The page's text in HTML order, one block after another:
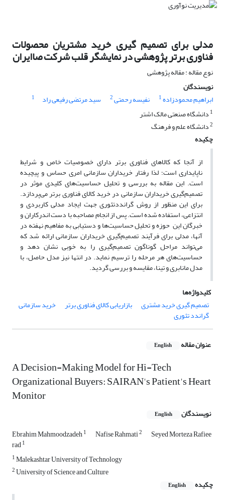
مدلی برای تصمیم گیری خرید مشتریان محصولات
فناورى برتر پژوهشی در نمایشگر قلب شرکت صاایران
نوع مقاله : مقاله پژوهشی
نویسندگان
ابراهیم محمودزاده1 نفیسه رحمتی2 سید مرتضی رفیعی راد
1
1 دانشگاه صنعتی مالک اشتر
2دانشگاه علم و فرهنگ
چکیده
از آنجا که کالاهاى فناورى برتر داراى خصوصیات خاص و شرایط
ناپایدارى است؛ لذا رفتار خریداران سازمانى امرى حساس و پیچیده
است. این مقاله به بررسی و تحلیل حساسیت‌های کلیدی موثر در
تصمیم‌گیری خریداران سازمانی در خرید کالای فناورى برتر می‌پردازد.
برای این منظور از روش گرانددتئوری جهت ایجاد مدلى کاربردى و
انتزاعى، استفاده شده است. پس از انجام مصاحبه با دست اندرکاران و
خبرگان این حوزه و تحلیل حساسیت‌ها و دستیابی به مفاهیم نهفته در
آنها، مدلی برای فرآیند تصمیم‌گیری خریداران سازمانى ارائه شد که
می‌تواند مراحل گوناگون تصمیم‌گیری را به خوبی نشان دهد و
حساسیت‌های هر مرحله را ترسیم نماید. در انتها نیز مدل حاصل، با
مدل مانابرى و تینا، مقایسه و بررسی گردید.
کلیدواژه‌ها
تصمیم گیری خرید مشتری
بازاریابی کالای فناورى برتر خرید سازمانی
گراندد تئوری
عنوان مقاله English
A Decision-Making Model for Hi-Tech
Organizational Buyers: SAIRAN's Patient's Heart
Monitor
نویسندگان English
Ebrahim Mahmoodzadeh1 Nafise Rahmati2 Seyed Morteza Rafiee
rad1
1Malekashtar University of Technology
2University of Science and Culture
چکیده
English